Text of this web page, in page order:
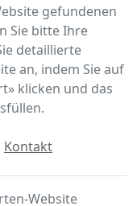
gefundenen
Sie bitte Ihre
detaillierte
an, indem Sie auf
klicken und das
Kontakt
Website